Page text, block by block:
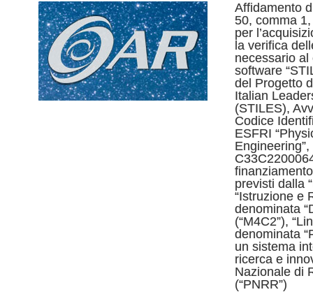
Affidamento
50, comma
per
la verifica
necessario
software
del Progetto
Italian
(STILES),
Codice
ESFRI
previsti dalla
“Istruzione e
denominata
(“M4C2”),
denominata
un sistema
ricerca e
Nazionale di
(“PNRR”)